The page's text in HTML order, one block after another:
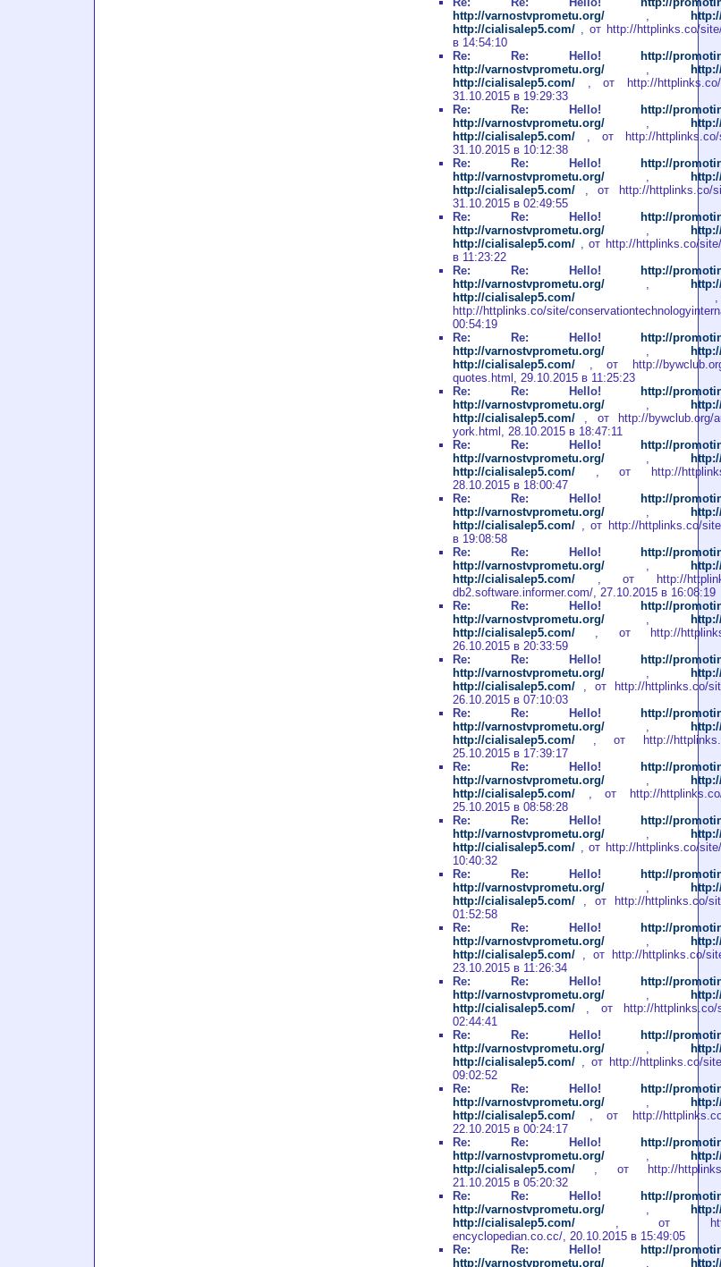
http://varnostvprometu.org/ ,
http://cialisalep5.com/ , от http://httplinks.co/
в 14:54:10
Re: Re: Hello!
http://
http://varnostvprometu.org/ ,
http://cialisalep5.com/ , от http://httplinks.co/
31.10.2015 в 19:29:33
Re: Re: Hello!
http://
http://varnostvprometu.org/ ,
http://cialisalep5.com/ , от http://httplinks.co/
31.10.2015 в 10:12:38
Re: Re: Hello!
http://
http://varnostvprometu.org/ ,
http://cialisalep5.com/ , от http://httplinks.co/
31.10.2015 в 02:49:55
Re: Re: Hello!
http://
http://varnostvprometu.org/ ,
http://cialisalep5.com/ , от http://httplinks.co/
в 11:23:22
Re: Re: Hello!
http://
http://varnostvprometu.org/ ,
http://cialisalep5.com/ ,
http://httplinks.co/site/
00:54:19
Re: Re: Hello!
http://
http://varnostvprometu.org/ ,
http://cialisalep5.com/ , от http://bywclub.org/
quotes.html, 29.10.2015 в 11:25:23
Re: Re: Hello!
http://
http://varnostvprometu.org/ ,
http://cialisalep5.com/ , от http://bywclub.org/
york.html, 28.10.2015 в 18:47:11
Re: Re: Hello!
http://
http://varnostvprometu.org/ ,
http://cialisalep5.com/ , от http://
28.10.2015 в 18:00:47
Re: Re: Hello!
http://
http://varnostvprometu.org/ ,
http://cialisalep5.com/ , от http://httplinks.co/
в 19:08:58
Re: Re: Hello!
http://
http://varnostvprometu.org/ ,
http://cialisalep5.com/ , от http://
db2.software.informer.com/, 27.10.2015 в 16:08:19
Re: Re: Hello!
http://
http://varnostvprometu.org/ ,
http://cialisalep5.com/ , от http://
26.10.2015 в 20:33:59
Re: Re: Hello!
http://
http://varnostvprometu.org/ ,
http://cialisalep5.com/ , от http://httplinks.co/
26.10.2015 в 07:10:03
Re: Re: Hello!
http://
http://varnostvprometu.org/ ,
http://cialisalep5.com/ , от http://httplinks.co/
25.10.2015 в 17:39:17
Re: Re: Hello!
http://
http://varnostvprometu.org/ ,
http://cialisalep5.com/ , от http://httplinks.co/
25.10.2015 в 08:58:28
Re: Re: Hello!
http://
http://varnostvprometu.org/ ,
http://cialisalep5.com/ , от http://httplinks.co/
10:40:32
Re: Re: Hello!
http://
http://varnostvprometu.org/ ,
http://cialisalep5.com/ , от http://httplinks.co/
01:52:58
Re: Re: Hello!
http://
http://varnostvprometu.org/ ,
http://cialisalep5.com/ , от http://httplinks.co/
23.10.2015 в 11:26:34
Re: Re: Hello!
http://
http://varnostvprometu.org/ ,
http://cialisalep5.com/ , от http://httplinks.co/
02:44:41
Re: Re: Hello!
http://
http://varnostvprometu.org/ ,
http://cialisalep5.com/ , от http://httplinks.co/
09:02:52
Re: Re: Hello!
http://
http://varnostvprometu.org/ ,
http://cialisalep5.com/ , от http://httplinks.co/
22.10.2015 в 00:24:17
Re: Re: Hello!
http://
http://varnostvprometu.org/ ,
http://cialisalep5.com/ , от http://
21.10.2015 в 05:20:32
Re: Re: Hello!
http://
http://varnostvprometu.org/ ,
http://cialisalep5.com/ , от http://
encyclopedian.co.cc/, 20.10.2015 в 15:49:05
Re: Re: Hello!
http://
http://varnostvprometu.org/ ,